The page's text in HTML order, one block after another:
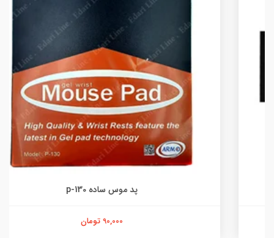
پد موس ساده p-130